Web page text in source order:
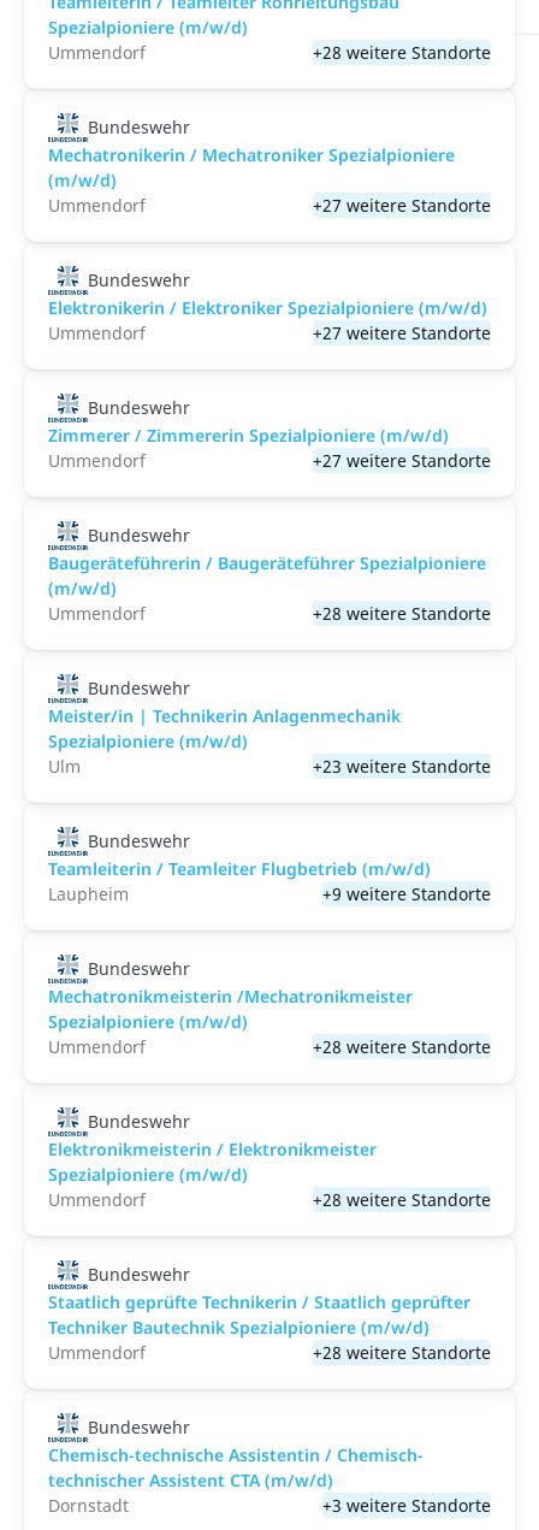
Spezialpioniere (m/w/d)
Ummendorf
+28 weitere Standorte
Bundeswehr
Mechatronikerin / Mechatroniker Spezialpioniere
(m/w/d)
Ummendorf
+27 weitere Standorte
Bundeswehr
Elektronikerin / Elektroniker Spezialpioniere (m/w/d)
Ummendorf
+27 weitere Standorte
Bundeswehr
Zimmerer / Zimmererin Spezialpioniere (m/w/d)
Ummendorf
+27 weitere Standorte
Bundeswehr
Baugeräteführerin / Baugeräteführer Spezialpioniere
(m/w/d)
Ummendorf
+28 weitere Standorte
Bundeswehr
Meister/in | Technikerin Anlagenmechanik
Spezialpioniere (m/w/d)
Ulm
+23 weitere Standorte
Bundeswehr
Teamleiterin / Teamleiter Flugbetrieb (m/w/d)
Laupheim
+9 weitere Standorte
Bundeswehr
Mechatronikmeisterin /Mechatronikmeister
Spezialpioniere (m/w/d)
Ummendorf
+28 weitere Standorte
Bundeswehr
Elektronikmeisterin / Elektronikmeister
Spezialpioniere (m/w/d)
Ummendorf
+28 weitere Standorte
Bundeswehr
Staatlich geprüfte Technikerin / Staatlich geprüfter
Techniker Bautechnik Spezialpioniere (m/w/d)
Ummendorf
+28 weitere Standorte
Bundeswehr
Chemisch-technische Assistentin / Chemisch-
technischer Assistent CTA (m/w/d)
Dornstadt
+3 weitere Standorte